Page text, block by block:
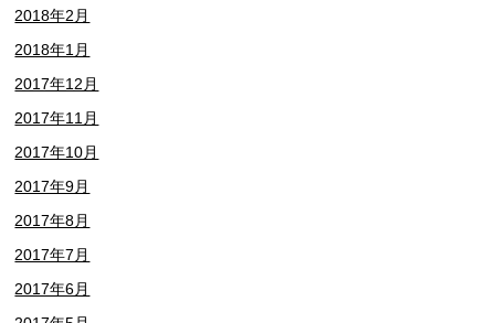
2018年2月
2018年1月
2017年12月
2017年11月
2017年10月
2017年9月
2017年8月
2017年7月
2017年6月